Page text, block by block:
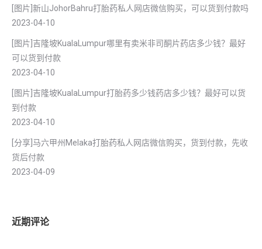
[图片]新山JohorBahru打胎药私人网店微信购买，可以货到付款吗
2023-04-10
[图片]吉隆坡KualaLumpur哪里有卖米非司酮片药店多少钱？最好
可以货到付款
2023-04-10
[图片]吉隆坡KualaLumpur打胎药多少钱药店多少钱？最好可以货
到付款
2023-04-10
[分享]马六甲州Melaka打胎药私人网店微信购买，货到付款，先收
货后付款
2023-04-09
近期评论